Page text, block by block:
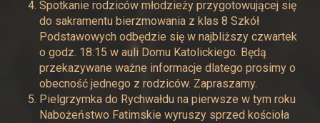
Spotkanie rodziców młodzieży przygotowującej się
do sakramentu bierzmowania z klas 8 Szkół
Podstawowych odbędzie się w najbliższy czwartek
o godz. 18:15 w auli Domu Katolickiego. Będą
przekazywane ważne informacje dlatego prosimy o
obecność jednego z rodziców. Zapraszamy.
Pielgrzymka do Rychwałdu na pierwsze w tym roku
Nabożeństwo Fatimskie wyruszy sprzed kościoła